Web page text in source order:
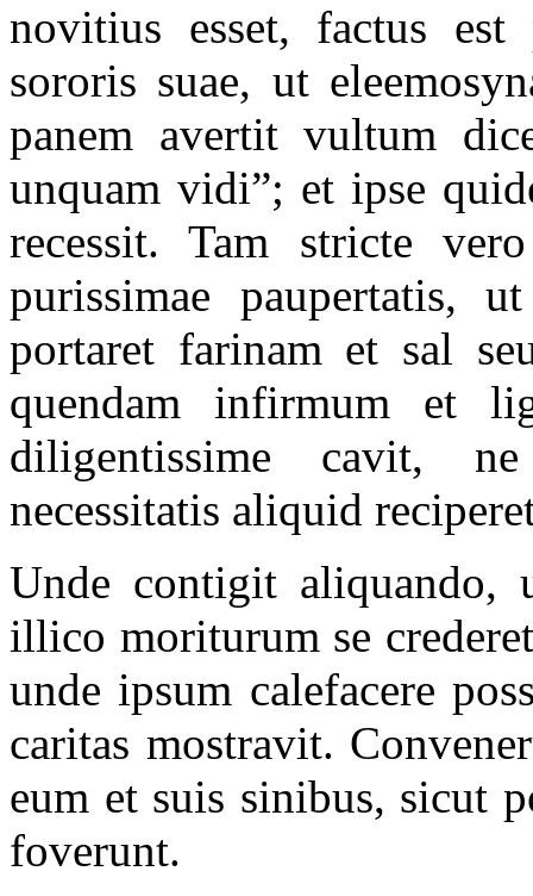
novitius esset, factus
sororis suae, ut
panem avertit vultum
unquam vidi”; et ipse
recessit. Tam stricte
purissimae paupertatis,
portaret farinam et sal
quendam infirmum et
diligentissime cavit,
necessitatis aliquid
Unde contigit aliquando,
illico moriturum se
unde ipsum calefacere
caritas mostravit.
eum et suis sinibus, sicut
foverunt.